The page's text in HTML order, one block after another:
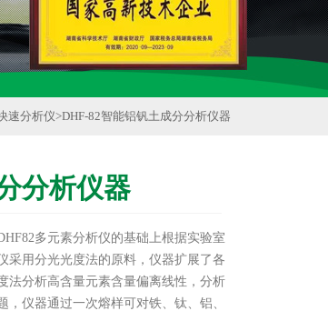
速分析仪>DHF-82智能铝钒土成分分析仪器
分析仪器
多元素分析仪的基础上根据实验室
采用分光光度法的原料，仪器扩展了各
法分析高含量元素含量偏离线性，分析
仪器通过一次熔样可对铁、钛、铝、